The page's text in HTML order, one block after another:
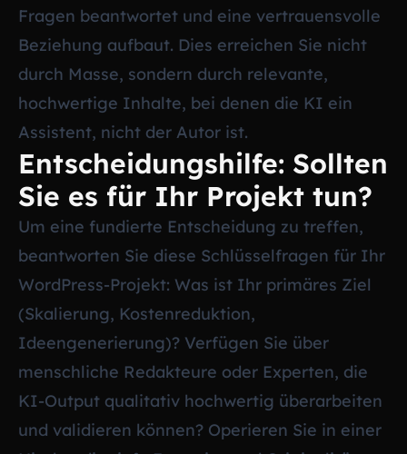
Fragen beantwortet und eine vertrauensvolle
Beziehung aufbaut. Dies erreichen Sie nicht
durch Masse, sondern durch relevante,
hochwertige Inhalte, bei denen die KI ein
Assistent, nicht der Autor ist.
Entscheidungshilfe: Sollten
Sie es für Ihr Projekt tun?
Um eine fundierte Entscheidung zu treffen,
beantworten Sie diese Schlüsselfragen für Ihr
WordPress-Projekt: Was ist Ihr primäres Ziel
(Skalierung, Kostenreduktion,
Ideengenerierung)? Verfügen Sie über
menschliche Redakteure oder Experten, die
KI-Output qualitativ hochwertig überarbeiten
und validieren können? Operieren Sie in einer